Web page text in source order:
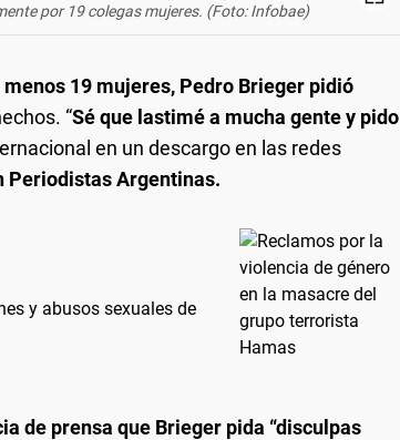
por 19 colegas mujeres. (Foto: Infobae)
menos 19 mujeres, Pedro Brieger pidió
“Sé que lastimé a mucha gente y pido
en un descargo en las redes
Periodistas Argentinas.
y abusos sexuales de
de prensa que Brieger pida “disculpas